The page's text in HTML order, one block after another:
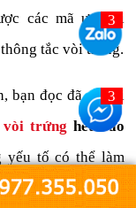
các mã ưu đãi
tắc vòi trứng.
bạn đọc đã có cái
trứng hết bao
yếu tố có thể làm
thăm khám sớm,